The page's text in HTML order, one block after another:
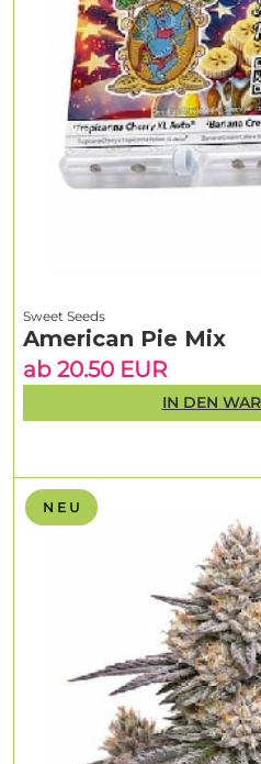
N E U
Sweet Seeds
American Pie Mix
ab 20.50 EUR
IN DEN